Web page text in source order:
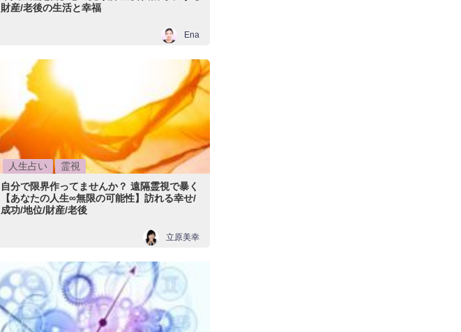
財産/老後の生活と幸福
Ena
人生占い
霊視
自分で限界作ってませんか？ 遠隔霊視で暴く
【あなたの人生∞無限の可能性】訪れる幸せ/
成功/地位/財産/老後
立原美幸